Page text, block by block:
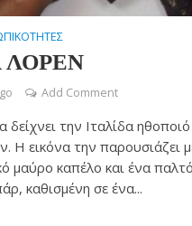
ΛΟΡΕΝ
Add Comment
την Ιταλίδα ηθοποιό
Η εικόνα την παρουσιάζει
μαύρο καπέλο και ένα
καθισμένη σε ένα...